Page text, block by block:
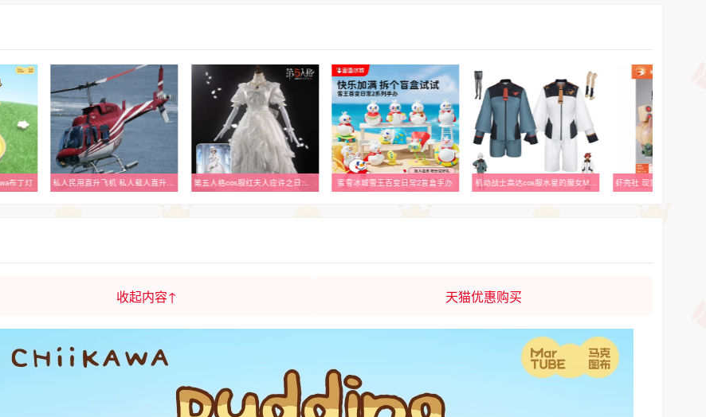
布丁灯 私人民用直升飞机 私人载人直升机 怎么考飞机驾驶证 第五人格cos服红夫人应许之日游戏动漫cospaly服装女装c服道具女 蜜雪冰城雪王百变日常2盲盒手办 机动战士高达cos服水星的魔女Miorine米奥莉奈/斯莱塔cosplay服
收起内容↑ 天猫优惠购买